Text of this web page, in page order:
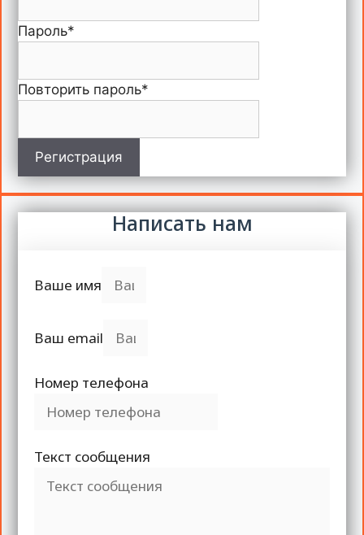
Пароль*
Повторить пароль*
Регистрация
Написать нам
Ваше имя
Ваш email
Номер телефона
Текст сообщения